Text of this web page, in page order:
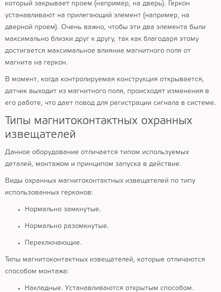
который закрывает проем (например, на дверь). Геркон
устанавливают на прилегающий элемент (например, на
дверной проем). Очень важно, чтобы эти два элемента были
максимально близки друг к другу, так как благодаря этому
достигается максимальное влияние магнитного поля от
магнита на геркон.
В момент, когда контролируемая конструкция открывается,
датчик выходит из магнитного поля, происходят изменения в
его работе, что дает повод для регистрации сигнала в системе.
Типы магнитоконтактных охранных
извещателей
Данное оборудование отличается типом используемых
деталей, монтажом и принципом запуска в действие.
Виды охранных магнитоконтактных извещателей по типу
использованных герконов:
Нормально замкнутые.
Нормально разомкнутые.
Переключающие.
Типы магнитоконтактных извещателей, которые отличаются
способом монтажа:
Накладные. Устанавливаются открытым способом.